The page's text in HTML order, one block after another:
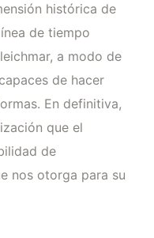
histórica de
de tiempo
a modo de
de hacer
En definitiva,
que el
de
nos otorga para su